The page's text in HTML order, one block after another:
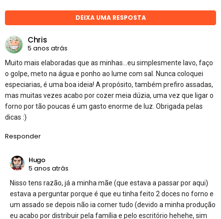
DEIXA UMA RESPOSTA
Chris
5 anos atrás
Muito mais elaboradas que as minhas…eu simplesmente lavo, faço
o golpe, meto na água e ponho ao lume com sal. Nunca coloquei
especiarias, é uma boa ideia! A propósito, também prefiro assadas,
mas muitas vezes acabo por cozer meia dúzia, uma vez que ligar o
forno por tão poucas é um gasto enorme de luz. Obrigada pelas
dicas :)
Responder
Hugo
5 anos atrás
Nisso tens razão, já a minha mãe (que estava a passar por aqui)
estava a perguntar porque é que eu tinha feito 2 doces no forno e
um assado se depois não ia comer tudo (devido a minha produção
eu acabo por distribuir pela família e pelo escritório hehehe, sim